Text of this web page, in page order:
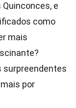
Quinconces, e
como
mais
surpreendentes
por